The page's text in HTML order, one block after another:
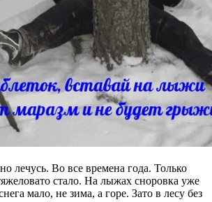
лечусь. Во все времена года. Только
стало. На лыжах сноровка уже
мало, не зима, а горе. Зато в лесу без